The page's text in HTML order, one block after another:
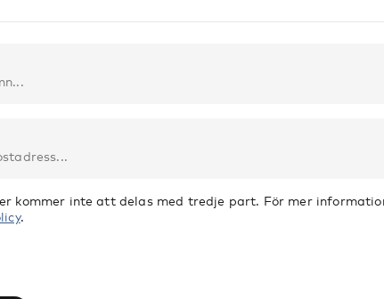
kommer inte att delas med tredje part. För mer
.